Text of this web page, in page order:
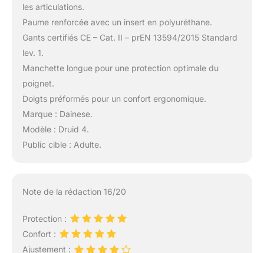
les articulations.
Paume renforcée avec un insert en polyuréthane.
Gants certifiés CE – Cat. II – prEN 13594/2015 Standard
lev. 1.
Manchette longue pour une protection optimale du
poignet.
Doigts préformés pour un confort ergonomique.
Marque : Dainese.
Modèle : Druid 4.
Public cible : Adulte.
Note de la rédaction 16/20
Protection :
Confort :
Ajustement :